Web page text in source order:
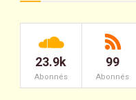
23.9k
Abonnés
99
Abonnés